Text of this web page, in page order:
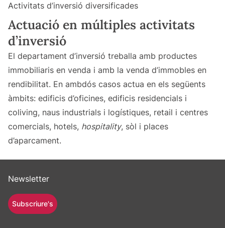
Activitats d’inversió diversificades
Actuació en múltiples activitats
d’inversió
El departament d’inversió treballa amb productes
immobiliaris en venda i amb la venda d’immobles en
rendibilitat. En ambdós casos actua en els següents
àmbits: edificis d’oficines, edificis residencials i
coliving, naus industrials i logístiques, retail i centres
comercials, hotels, hospitality, sòl i places
d’aparcament.
Newsletter
Subscriure's